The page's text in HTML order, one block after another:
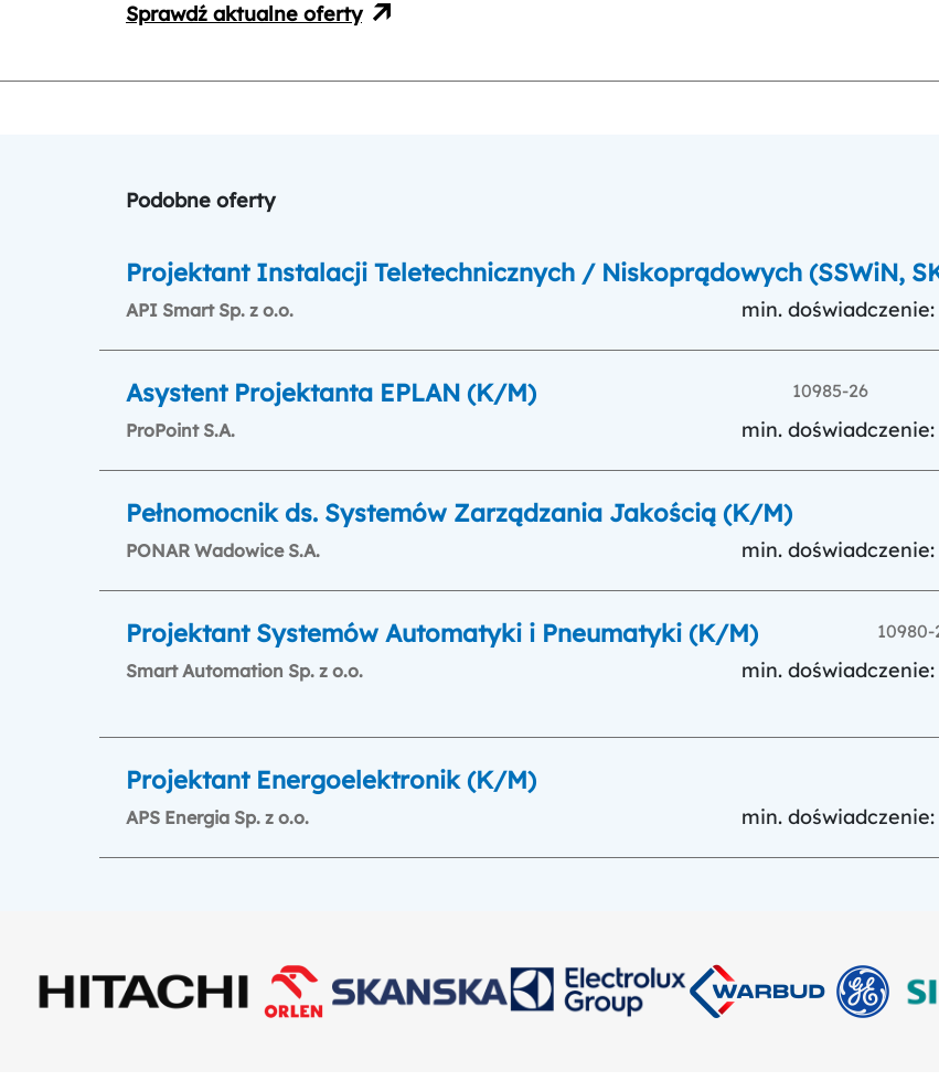
Sprawdź aktualne oferty
Podobne oferty
Projektant Instalacji Teletechnicznych / Niskoprądowych (SSWiN,
API Smart Sp. z o.o.
min. doświadczenie:
Asystent Projektanta EPLAN (K/M) 10985-26
ProPoint S.A. min. doświadczenie:
Pełnomocnik ds. Systemów Zarządzania Jakością (K/M)
PONAR Wadowice S.A.
min. doświadczenie:
Projektant Systemów Automatyki i Pneumatyki (K/M) 10980-
Smart Automation Sp. z o.o. min. doświadczenie:
Projektant Energoelektronik (K/M)
APS Energia Sp. z o.o.
min. doświadczenie: